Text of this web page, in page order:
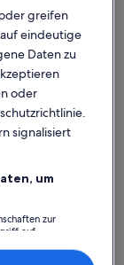
sind. Ganz
oder nur
bieten dir all die
sind. Was
Und auch
der
Angebot zur
Suche
greifen
eindeutige
Daten zu
oder
signalisiert
um
zur
auf
von Inhalten,